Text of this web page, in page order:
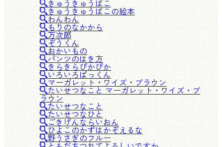
きゅうきゅうばこ
きゅうきゅうばこの絵本
わんわん
もりのなかから
万次郎
ぞうくん
おかいもの
パンツのはき方
きらきらぴかぴか
いろいろぱっくん
マーガレット・ワイズ・ブラウン
たいせつなこと マーガレット・ワイズ・ブ
ラウン
たいせつなこと
たいせつなひと
ごきげんならいおん
ひよこのかずはかぞえるな
野うさぎのフルー